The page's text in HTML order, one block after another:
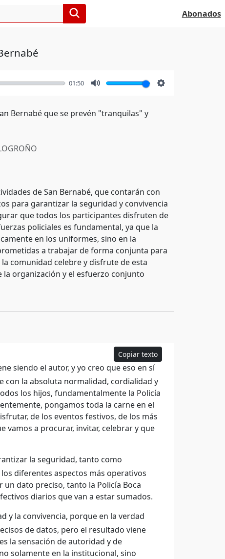
Abonados
01:50
Bernabé que se prevén "tranquilas" y
de San Bernabé, que contarán con
para garantizar la seguridad y convivencia
que todos los participantes disfruten de
policiales es fundamental, ya que la
en los uniformes, sino en la
a trabajar de forma conjunta para
comunidad celebre y disfrute de esta
organización y el esfuerzo conjunto
Copiar texto
siendo el autor, y yo creo que eso en sí
con la absoluta normalidad, cordialidad y
los hijos, fundamentalmente la Policía
pongamos toda la carne en el
de los eventos festivos, de los más
vamos a procurar, invitar, celebrar y que
la seguridad, tanto como
diferentes aspectos más operativos
dato preciso, tanto la Policía Boca
diarios que van a estar sumados.
y la convivencia, porque en la verdad
de datos, pero el resultado viene
la sensación de autoridad y de
solamente en la institucional, sino